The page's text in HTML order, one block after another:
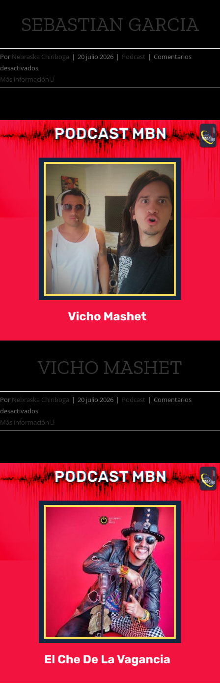
SEBASTIAN GARCIA
Por Nebraska Chiriboga | 20 julio 2026 | Podcast | Comentarios
desactivados
Más información
VICHO MASHET
Por Nebraska Chiriboga | 20 julio 2026 | Podcast | Comentarios
desactivados
Más información